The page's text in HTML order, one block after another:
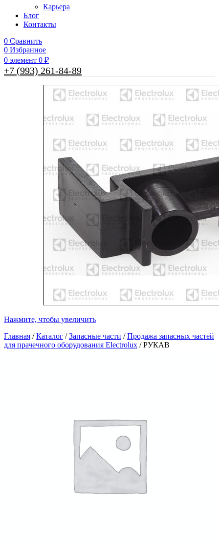
Карьера
Блог
Контакты
0 Сравнить
0 Избранное
0 элемент 0 ₽
+7 (993) 261-84-89
Нажмите, чтобы увеличить
Главная /Каталог /Запасные части /Продажа запасных частей
для прачечного оборудования Electrolux /РУКАВ